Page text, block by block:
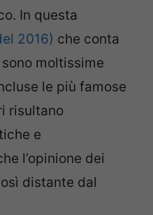
In questa
2016) che conta
moltissime
le più famose
risultano
e
l’opinione dei
distante dal